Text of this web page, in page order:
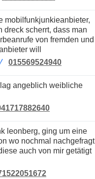
dreck scherrt, dass man
von fremden und
will
015569524940
wo nochmal nachgefragt
auch von mir getätigt